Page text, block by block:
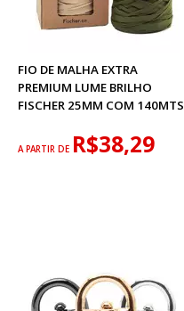
FIO DE MALHA EXTRA
PREMIUM LUME BRILHO
FISCHER 25MM COM 140MTS
A PARTIR DE R$38,29